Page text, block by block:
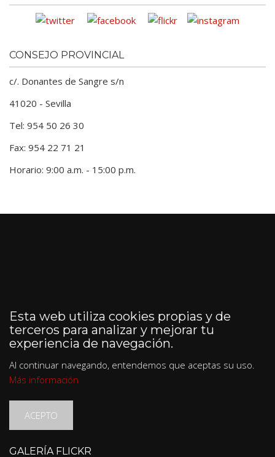
CONSEJO PROVINCIAL
c/. Donantes de Sangre s/n
41020 - Sevilla
Tel: 954 50 26 30
Fax: 954 22 71 21
Horario: 9:00 a.m. - 15:00 p.m.
Esta web utiliza cookies propias y de
terceros para analizar y mejorar tu
experiencia de navegación.
Al continuar navegando, entendemos que aceptas su uso.
Más información
ACEPTO
GALERÍA FLICKR